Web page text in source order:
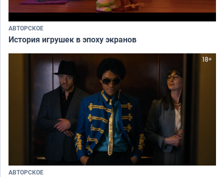
АВТОРСКОЕ
История игрушек в эпоху экранов
АВТОРСКОЕ